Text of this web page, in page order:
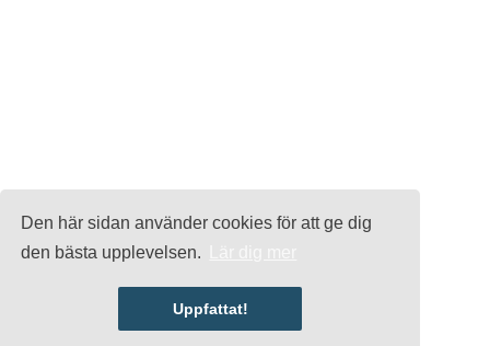
Den här sidan använder cookies för att ge dig
den bästa upplevelsen.
Uppfattat!